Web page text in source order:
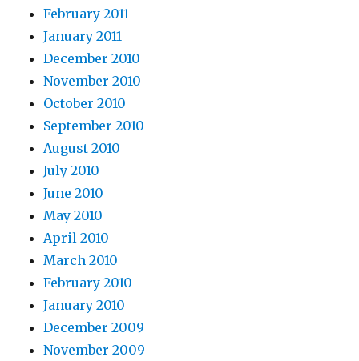
February 2011
January 2011
December 2010
November 2010
October 2010
September 2010
August 2010
July 2010
June 2010
May 2010
April 2010
March 2010
February 2010
January 2010
December 2009
November 2009